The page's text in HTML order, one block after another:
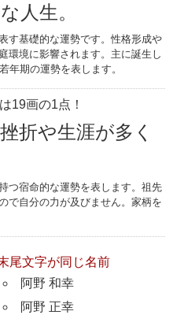
人生。
す基礎的な運勢です。性格形成や
環境に影響されます。主に誕生し
年期の運勢を表します。
19画の1点！
折や生涯が多く
つ宿命的な運勢を表します。祖先
で自分の力が及びません。家柄を
尾文字が同じ名前
阿野 和幸
阿野 正幸